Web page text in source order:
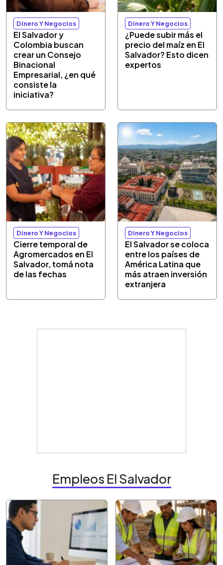
Dinero Y Negocios
El Salvador y
Colombia buscan
crear un Consejo
Binacional
Empresarial, ¿en qué
consiste la
iniciativa?
Dinero Y Negocios
¿Puede subir más el
precio del maíz en El
Salvador? Esto dicen
expertos
Dinero Y Negocios
Cierre temporal de
Agromercados en El
Salvador, tomá nota
de las fechas
Dinero Y Negocios
El Salvador se coloca
entre los países de
América Latina que
más atraen inversión
extranjera
Empleos El Salvador